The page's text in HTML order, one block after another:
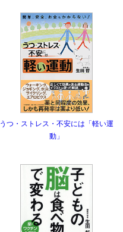
うつ・ストレス・不安には「軽い運
動」